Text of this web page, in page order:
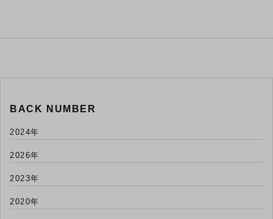
BACK NUMBER
2024年
2026年
2023年
2020年